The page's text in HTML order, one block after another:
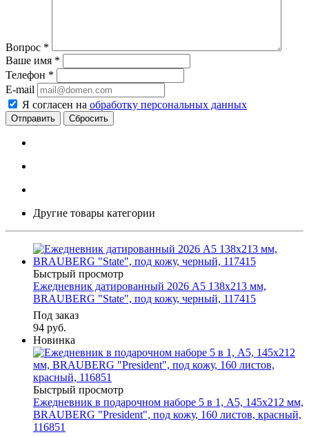
Вопрос *
Ваше имя *
Телефон *
E-mail
Я согласен на обработку персональных данных
Сбросить
Другие товары категории
Быстрый просмотр
Ежедневник датированный 2026 А5 138х213 мм,
BRAUBERG "State", под кожу, черный, 117415
Под заказ
94 руб.
Новинка
Быстрый просмотр
Ежедневник в подарочном наборе 5 в 1, А5, 145x212 мм,
BRAUBERG "President", под кожу, 160 листов, красный,
116851